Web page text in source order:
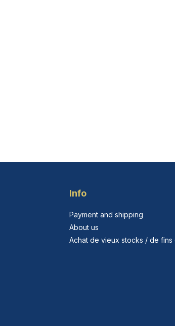
Info
Payment and shipping
About us
Achat de vieux stocks / de fins